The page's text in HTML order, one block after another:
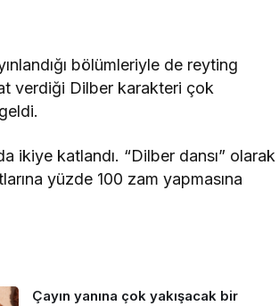
bölümleriyle de reyting
verdiği Dilber karakteri çok
ikiye katlandı. “Dilber dansı” olarak
yüzde 100 zam yapmasına
Çayın yanına çok yakışacak bir